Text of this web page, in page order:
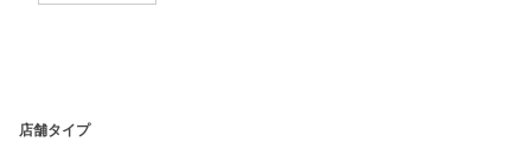
店舗タイプ